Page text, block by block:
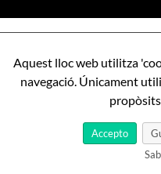
Aquest lloc web utilitza
navegació. Únicament
Accepto